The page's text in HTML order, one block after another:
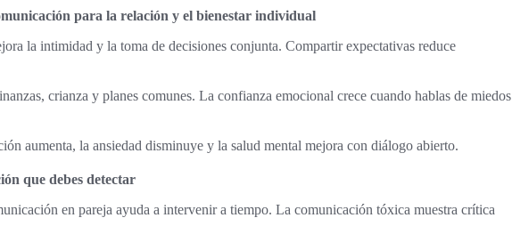
para la relación y el bienestar individual
la intimidad y la toma de decisiones conjunta. Compartir expectativas reduce
crianza y planes comunes. La confianza emocional crece cuando hablas de miedos
aumenta, la ansiedad disminuye y la salud mental mejora con diálogo abierto.
que debes detectar
en pareja ayuda a intervenir a tiempo. La comunicación tóxica muestra crítica